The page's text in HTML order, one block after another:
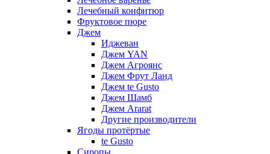
Лечебный конфитюр
Фруктовое пюре
Джем
Иджеван
Джем YAN
Джем Агроянс
Джем Фрут Ланд
Джем te Gusto
Джем Шамб
Джем Ararat
Другие производители
Ягоды протёртые
te Gusto
Сиропы